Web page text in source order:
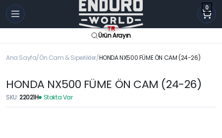
0
Ürün Arayın
Ana Sayfa Ön Cam & Siperlikler HONDA NX500 FÜME ÖN CAM (24-26)
HONDA NX500 FÜME ÖN CAM (24-26)
SKU:22021H Stokta Var